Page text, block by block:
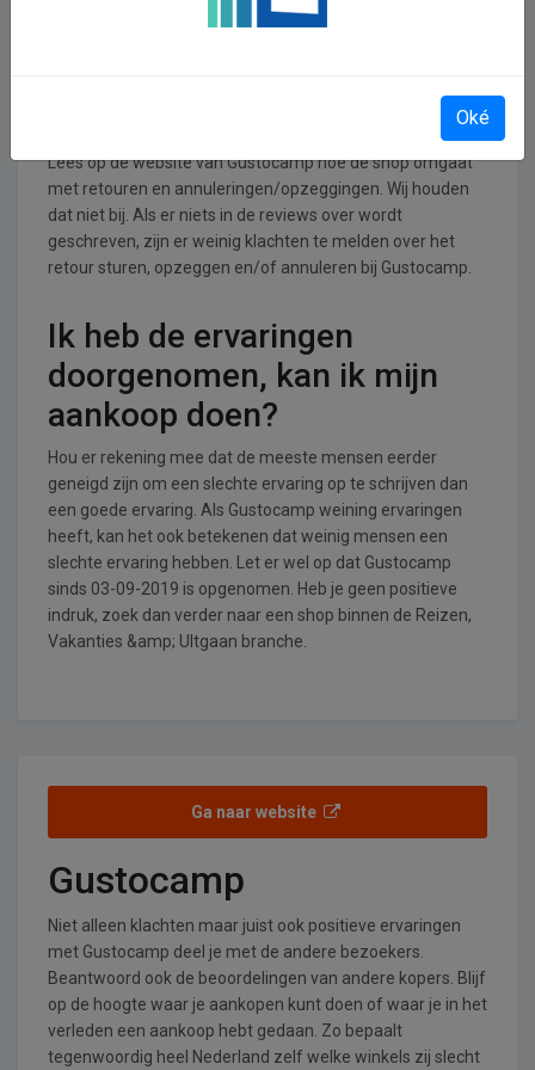
Lees op de website van Gustocamp hoe de shop omgaat
met retouren en annuleringen/opzeggingen. Wij houden
dat niet bij. Als er niets in de reviews over wordt
geschreven, zijn er weinig klachten te melden over het
retour sturen, opzeggen en/of annuleren bij Gustocamp.
Ik heb de ervaringen
doorgenomen, kan ik mijn
aankoop doen?
Hou er rekening mee dat de meeste mensen eerder
geneigd zijn om een slechte ervaring op te schrijven dan
een goede ervaring. Als Gustocamp weining ervaringen
heeft, kan het ook betekenen dat weinig mensen een
slechte ervaring hebben. Let er wel op dat Gustocamp
sinds 03-09-2019 is opgenomen. Heb je geen positieve
indruk, zoek dan verder naar een shop binnen de Reizen,
Vakanties &amp; UItgaan branche.
Ga naar website
Gustocamp
Niet alleen klachten maar juist ook positieve ervaringen
met Gustocamp deel je met de andere bezoekers.
Beantwoord ook de beoordelingen van andere kopers. Blijf
op de hoogte waar je aankopen kunt doen of waar je in het
verleden een aankoop hebt gedaan. Zo bepaalt
tegenwoordig heel Nederland zelf welke winkels zij slecht
Oké